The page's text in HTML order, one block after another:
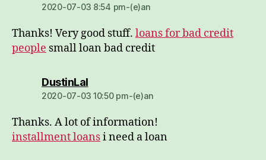
2020-07-03 8:54 pm-(e)an
Thanks! Very good stuff. loans for bad credit
people small loan bad credit
DustinLaldio:
2020-07-03 10:50 pm-(e)an
Thanks. A lot of information!
installment loansi need a loan